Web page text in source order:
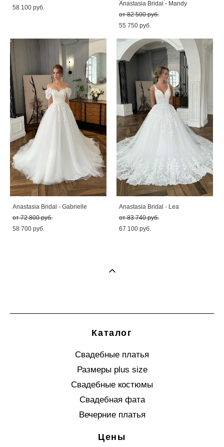
58 100 pуб.
Anastasia Bridal - Mandy
от 82 500 pуб.
55 750 pуб.
Anastasia Bridal - Gabrielle
от 72 800 pуб.
58 700 pуб.
Anastasia Bridal - Lea
от 83 740 pуб.
67 100 pуб.
Каталог
Свадебные платья
Размеры plus size
Свадебные костюмы
Свадебная фата
Вечерние платья
Цены